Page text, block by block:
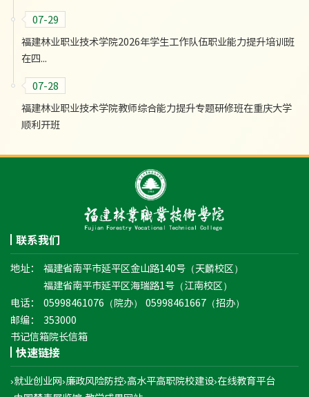
07-29
福建林业职业技术学院2026年学生工作队伍职业能力提升培训班
在四...
07-28
福建林业职业技术学院教师综合能力提升专题研修班在重庆大学
顺利开班
快速链接
›就业创业网›廉政风险防控›高水平高职院校建设›在线教育平台
联系我们
地址：
福建省南平市延平区金山路140号（天麟校区）
福建省南平市延平区海瑞路1号（江南校区）
电话：
05998461076（院办） 05998461667（招办）
邮编：
353000
书记信箱院长信箱